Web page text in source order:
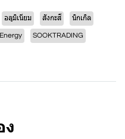
อลูมิเนียม สังกะสี นิกเกิล
SOOKTRADING
ง